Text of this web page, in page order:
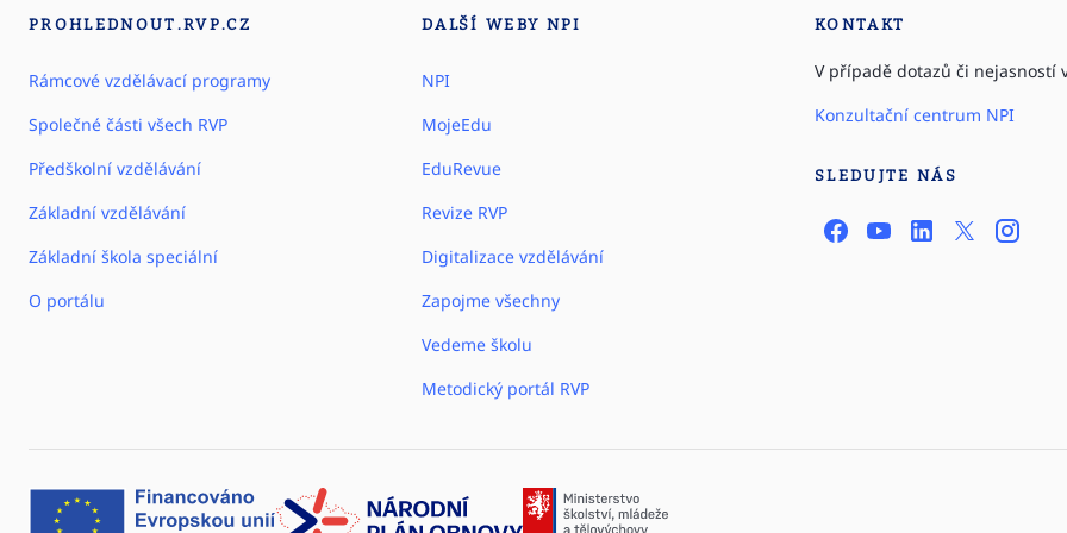
PROHLEDNOUT.RVP.CZ
Rámcové vzdělávací programy
Společné části všech RVP
Předškolní vzdělávání
Základní vzdělávání
Základní škola speciální
O portálu
DALŠÍ WEBY NPI
NPI
MojeEdu
EduRevue
Revize RVP
Digitalizace vzdělávání
Zapojme všechny
Vedeme školu
Metodický portál RVP
KONTAKT
V případě dotazů či nejasností
Konzultační centrum NPI
SLEDUJTE NÁS